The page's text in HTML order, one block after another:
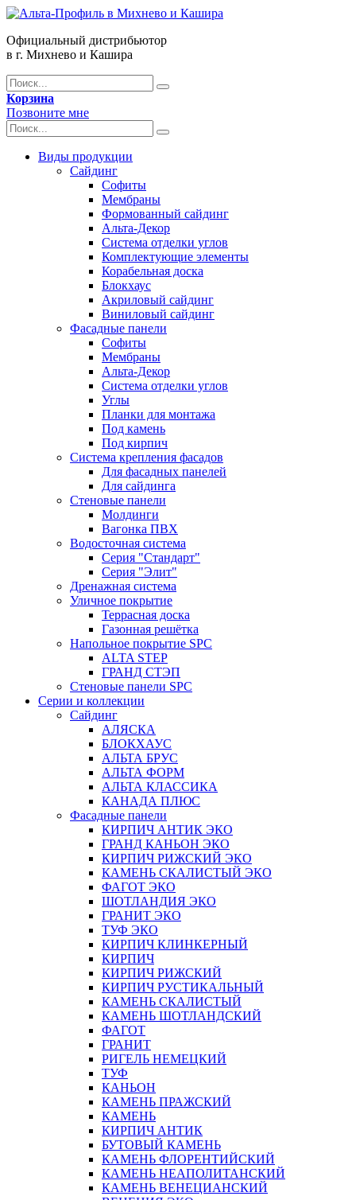
Официальный дистрибьютор
в г. Михнево и Кашира
Корзина
Позвоните мне
Виды продукции
Сайдинг
Софиты
Мембраны
Формованный сайдинг
Альта-Декор
Система отделки углов
Комплектующие элементы
Корабельная доска
Блокхаус
Акриловый сайдинг
Виниловый сайдинг
Фасадные панели
Софиты
Мембраны
Альта-Декор
Система отделки углов
Углы
Планки для монтажа
Под камень
Под кирпич
Система крепления фасадов
Для фасадных панелей
Для сайдинга
Стеновые панели
Молдинги
Вагонка ПВХ
Водосточная система
Серия "Стандарт"
Серия "Элит"
Дренажная система
Уличное покрытие
Террасная доска
Газонная решётка
Напольное покрытие SPC
ALTA STEP
ГРАНД СТЭП
Стеновые панели SPC
Серии и коллекции
Сайдинг
АЛЯСКА
БЛОКХАУС
АЛЬТА БРУС
АЛЬТА ФОРМ
АЛЬТА КЛАССИКА
КАНАДА ПЛЮС
Фасадные панели
КИРПИЧ АНТИК ЭКО
ГРАНД КАНЬОН ЭКО
КИРПИЧ РИЖСКИЙ ЭКО
КАМЕНЬ СКАЛИСТЫЙ ЭКО
ФАГОТ ЭКО
ШОТЛАНДИЯ ЭКО
ГРАНИТ ЭКО
ТУФ ЭКО
КИРПИЧ КЛИНКЕРНЫЙ
КИРПИЧ
КИРПИЧ РИЖСКИЙ
КИРПИЧ РУСТИКАЛЬНЫЙ
КАМЕНЬ СКАЛИСТЫЙ
КАМЕНЬ ШОТЛАНДСКИЙ
ФАГОТ
ГРАНИТ
РИГЕЛЬ НЕМЕЦКИЙ
ТУФ
КАНЬОН
КАМЕНЬ ПРАЖСКИЙ
КАМЕНЬ
КИРПИЧ АНТИК
БУТОВЫЙ КАМЕНЬ
КАМЕНЬ ФЛОРЕНТИЙСКИЙ
КАМЕНЬ НЕАПОЛИТАНСКИЙ
КАМЕНЬ ВЕНЕЦИАНСКИЙ